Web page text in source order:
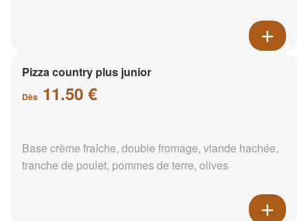
Pizza country plus junior
Dès 11.50 €
Base crème fraîche, double fromage, viande hachée,
tranche de poulet, pommes de terre, olives